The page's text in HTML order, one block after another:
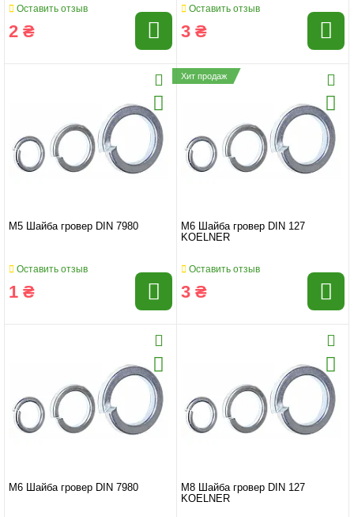
Оставить отзыв
2 ₴
Оставить отзыв
3 ₴
M5 Шайба гровер DIN 7980
Оставить отзыв
1 ₴
Хит продаж
M6 Шайба гровер DIN 127
KOELNER
Оставить отзыв
3 ₴
M6 Шайба гровер DIN 7980
M8 Шайба гровер DIN 127
KOELNER